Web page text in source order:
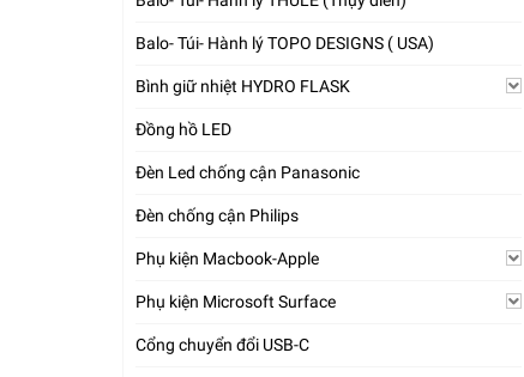
Balo- Túi- Hành lý TOPO DESIGNS ( USA)
Bình giữ nhiệt HYDRO FLASK
Đồng hồ LED
Đèn Led chống cận Panasonic
Đèn chống cận Philips
Phụ kiện Macbook-Apple
Phụ kiện Microsoft Surface
Cổng chuyển đổi USB-C